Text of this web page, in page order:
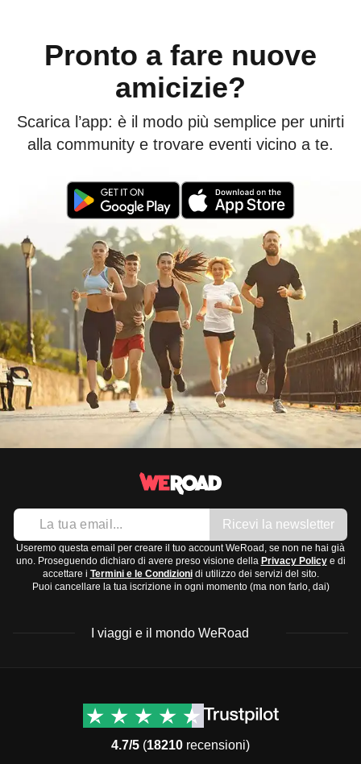
Pronto a fare nuove
amicizie?
Scarica l’app: è il modo più semplice per unirti
alla community e trovare eventi vicino a te.
Ricevi la newsletter
Useremo questa email per creare il tuo account WeRoad, se non ne hai già
uno. Proseguendo dichiaro di avere preso visione della Privacy Policye di
accettare i Termini e le Condizionidi utilizzo dei servizi del sito.
Puoi cancellare la tua iscrizione in ogni momento (ma non farlo, dai)
I viaggi e il mondo WeRoad
Viaggi di gruppo Nord
Viaggi di gruppo Centro
Contatti
Termini e condizioni
4.7/5 (18210 recensioni)